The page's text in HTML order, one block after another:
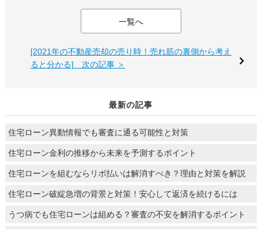
一覧へ
[2021年の不動産売却の売り時！売れ筋の裏側から考え
ると分かる] 次の記事 ＞
最新の記事
住宅ローン異動情報でも審査に通る可能性と対策
住宅ローン金利の推移から未来を予測するポイント
住宅ローンを組むならリボ払いは解消すべき？理由と対策を解説
住宅ローン破綻急増の背景と対策！安心して返済を続けるには
うつ病でも住宅ローンは組める？審査の不安を解消するポイント